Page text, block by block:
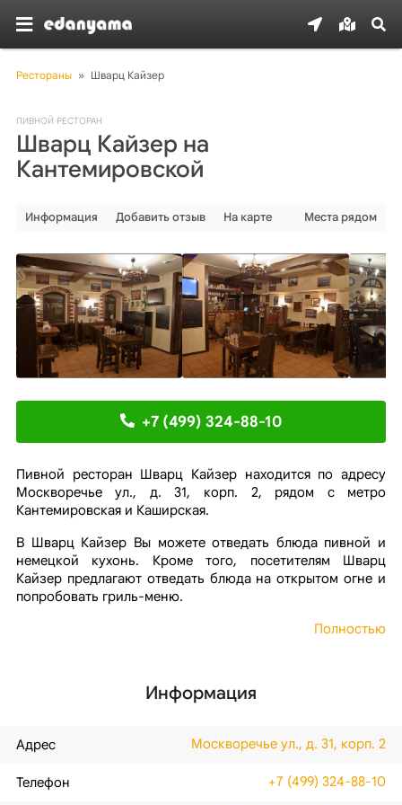
Рестораны » Шварц Кайзер
ПИВНОЙ РЕСТОРАН
Шварц Кайзер на
Кантемировской
Информация Добавить отзыв На карте Места рядом
+7 (499) 324-88-10
Пивной ресторан Шварц Кайзер находится по адресу
Москворечье ул., д. 31, корп. 2, рядом с метро
Кантемировская и Каширская.
В Шварц Кайзер Вы можете отведать блюда пивной и
немецкой кухонь. Кроме того, посетителям Шварц
Кайзер предлагают отведать блюда на открытом огне и
попробовать гриль-меню.
Полностью
Информация
Адрес Москворечье ул., д. 31, корп. 2
Телефон +7 (499) 324-88-10